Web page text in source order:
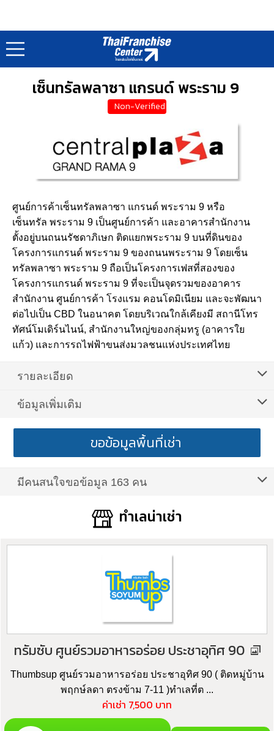
ทำเลค้าขายทั่วไทย : Market Directory
หน้าแรก
เซ็นทรัลพลาซา แกรนด์ พระราม 9
Non-Verified
ศูนย์การค้าเซ็นทรัลพลาซา แกรนด์ พระราม 9 หรือ
เซ็นทรัล พระราม 9 เป็นศูนย์การค้า และอาคารสำนักงาน
ตั้งอยู่บนถนนรัชดาภิเษก ติดแยกพระราม 9 บนที่ดินของ
โครงการแกรนด์ พระราม 9 ของถนนพระราม 9 โดยเซ็น
ทรัลพลาซา พระราม 9 ถือเป็นโครงการเฟสที่สองของ
โครงการแกรนด์ พระราม 9 ที่จะเป็นจุดรวมของอาคาร
สำนักงาน ศูนย์การค้า โรงแรม คอนโดมิเนียม และจะพัฒนา
ต่อไปเป็น CBD ในอนาคต โดยบริเวณใกล้เคียงมี สถานีโทร
ทัศน์โมเดิร์นไนน์, สำนักงานใหญ่ของกลุ่มทรู (อาคารใย
แก้ว) และการรถไฟฟ้าขนส่งมวลชนแห่งประเทศไทย
รายละเอียด
ข้อมูลเพิ่มเติม
ขอข้อมูลพื้นที่เช่า
มีคนสนใจขอข้อมูล 163 คน
ทำเลน่าเช่า
ทรัมซับ ศูนย์รวมอาหารอร่อย ประชาอุทิศ 90
Thumbsup ศูนย์รวมอาหารอร่อย ประชาอุทิศ 90 ( ติดหมู่บ้าน
พฤกษ์ลดา ตรงข้าม 7-11 )ทำเลที่ต ...
ค่าเช่า 7,500 บาท